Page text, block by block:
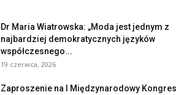
Dr Maria Wiatrowska: „Moda jest jednym z
najbardziej demokratycznych języków
współczesnego...
19 czerwca, 2026
Zaproszenie na I Międzynarodowy Kongres